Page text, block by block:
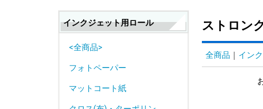
インクジェット用ロール
<全商品>
フォトペーパー
マットコート紙
ストロン
全商品 イン